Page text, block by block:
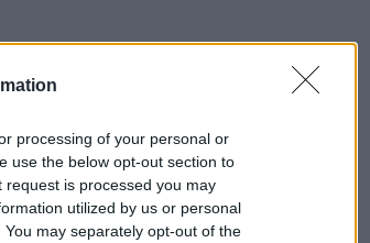
processing of your personal or
use the below opt-out section to
is processed you may
utilized by us or personal
may separately opt-out of the